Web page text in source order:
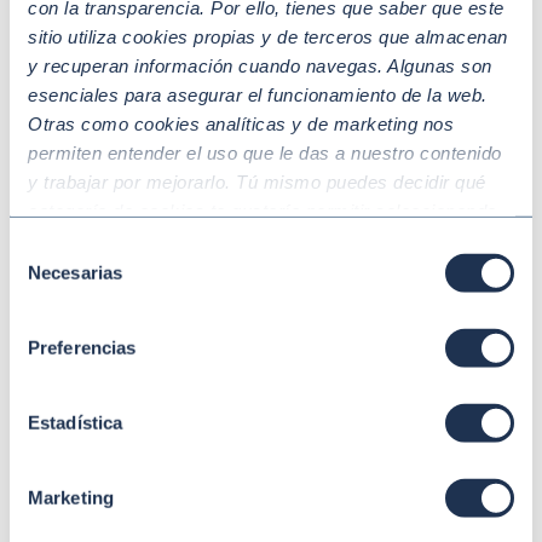
con la transparencia. Por ello, tienes que saber que este
sitio utiliza cookies propias y de terceros que almacenan
y recuperan información cuando navegas. Algunas son
esenciales para asegurar el funcionamiento de la web.
Otras como cookies analíticas y de marketing nos
permiten entender el uso que le das a nuestro contenido
y trabajar por mejorarlo. Tú mismo puedes decidir qué
quieras que recojamos ninguna información dándole al
Necesarias
Preferencias
Estadística
Marketing
Oct 26 2023
SOSTENIBILIDAD CON ENFOQUE SECTORIAL Y
forma a más de 1.200 pymes de 35 países